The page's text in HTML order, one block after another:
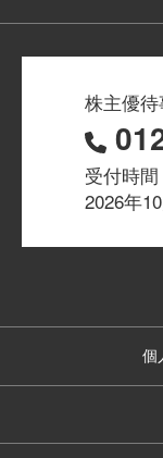
株主優
受付時
2026年
個